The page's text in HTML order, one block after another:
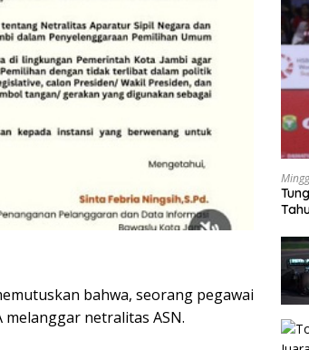
bahwa, seorang pegawai
melanggar netralitas ASN.